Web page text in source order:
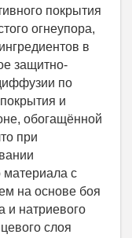
покрытия
огнеупора,
в
защитно-
по
и
обогащённой
при
материала с
на основе боя
и натриевого
слоя